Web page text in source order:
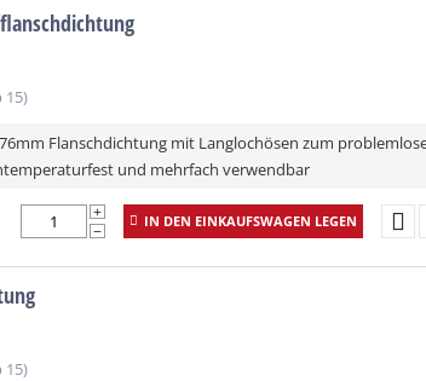
15)
Flanschdichtung mit Langlochösen zum
und mehrfach verwendbar
+
−
IN DEN EINKAUFSWAGEN LEGEN
15)